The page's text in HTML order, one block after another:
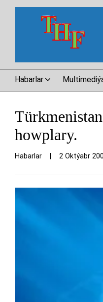
Habarlar
howplary.
Habarlar 2 Oktýabr